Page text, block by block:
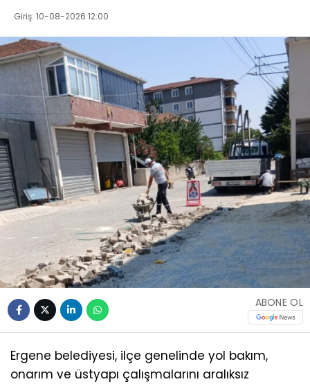
Giriş: 10-08-2026 12:00
ABONE OL
Ergene belediyesi, ilçe genelinde yol bakım,
onarım ve üstyapı çalışmalarını aralıksız